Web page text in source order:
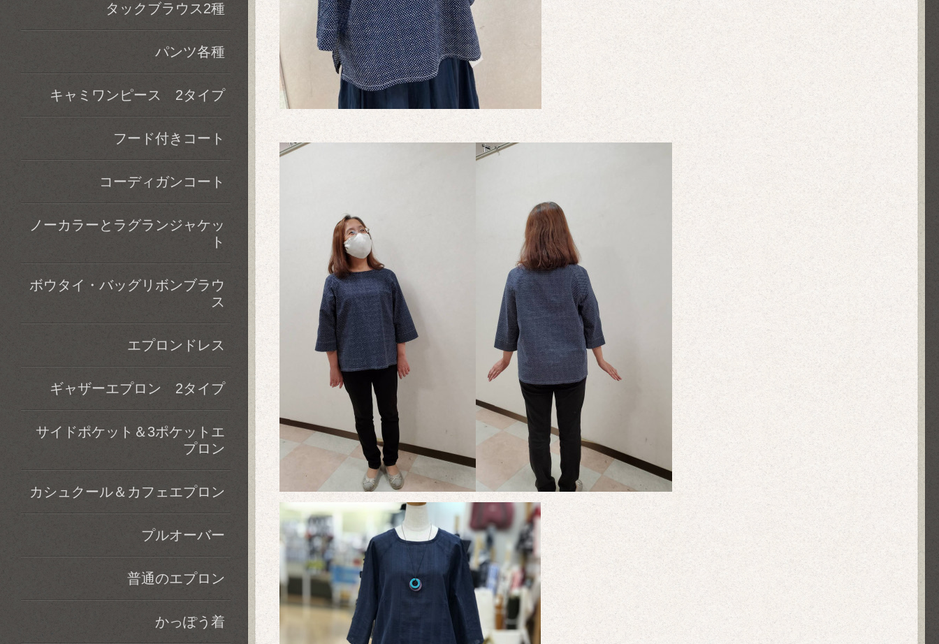
タックブラウス2種
パンツ各種
キャミワンピース 2タイプ
フード付きコート
コーディガンコート
ノーカラーとラグランジャケッ
ト
ボウタイ・バッグリボンブラウ
ス
エプロンドレス
ギャザーエプロン 2タイプ
サイドポケット＆3ポケットエ
プロン
カシュクール＆カフェエプロン
プルオーバー
普通のエプロン
かっぽう着